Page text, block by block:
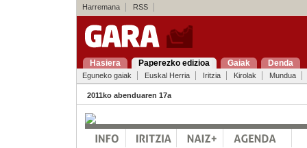
Harremana RSS
Hasiera Paperezko edizioa Gaiak Denda
Eguneko gaiak Euskal Herria Iritzia Kirolak Mundua
2011ko abenduaren 17a